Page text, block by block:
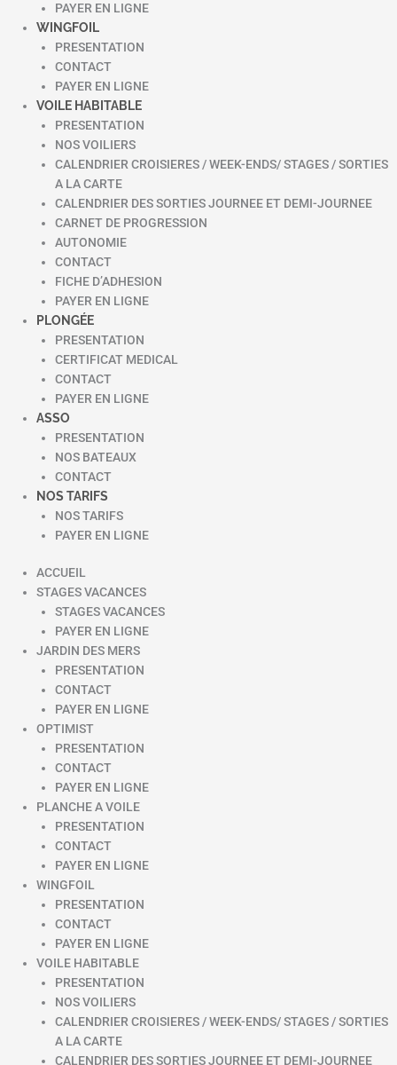
PAYER EN LIGNE
WINGFOIL
PRESENTATION
CONTACT
PAYER EN LIGNE
VOILE HABITABLE
PRESENTATION
NOS VOILIERS
CALENDRIER CROISIERES / WEEK-ENDS/ STAGES / SORTIES
A LA CARTE
CALENDRIER DES SORTIES JOURNEE ET DEMI-JOURNEE
CARNET DE PROGRESSION
AUTONOMIE
CONTACT
FICHE D’ADHESION
PAYER EN LIGNE
PLONGÉE
PRESENTATION
CERTIFICAT MEDICAL
CONTACT
PAYER EN LIGNE
ASSO
PRESENTATION
NOS BATEAUX
CONTACT
NOS TARIFS
NOS TARIFS
PAYER EN LIGNE
ACCUEIL
STAGES VACANCES
STAGES VACANCES
PAYER EN LIGNE
JARDIN DES MERS
PRESENTATION
CONTACT
PAYER EN LIGNE
OPTIMIST
PRESENTATION
CONTACT
PAYER EN LIGNE
PLANCHE A VOILE
PRESENTATION
CONTACT
PAYER EN LIGNE
WINGFOIL
PRESENTATION
CONTACT
PAYER EN LIGNE
VOILE HABITABLE
PRESENTATION
NOS VOILIERS
CALENDRIER CROISIERES / WEEK-ENDS/ STAGES / SORTIES
A LA CARTE
CALENDRIER DES SORTIES JOURNEE ET DEMI-JOURNEE